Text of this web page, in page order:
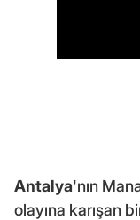
Antalya'nın
olayına karışan